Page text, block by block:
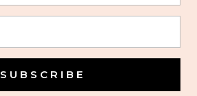
SUBSCRIBE